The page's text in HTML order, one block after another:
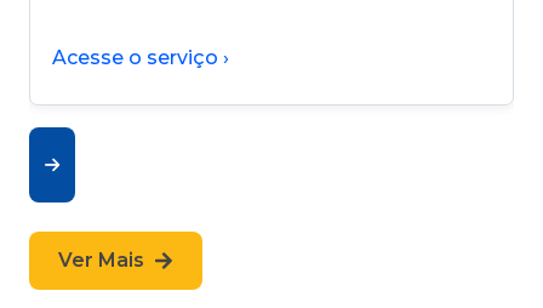
Acesse o serviço ›
Ver Mais